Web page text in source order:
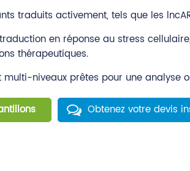
traduits activement, tels que les
en réponse au stress
thérapeutiques.
multi-niveaux prêtes pour une analyse
Obtenez votre devis